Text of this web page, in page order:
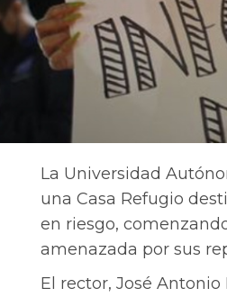
La Universidad
una Casa Refugio
en riesgo,
amenazada por sus
El rector, José